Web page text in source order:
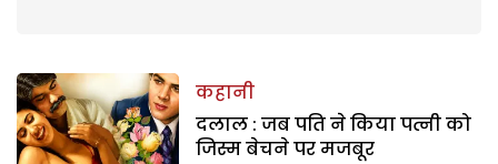
कहानी
दलाल : जब पति ने किया पत्नी को
जिस्म बेचने पर मजबूर